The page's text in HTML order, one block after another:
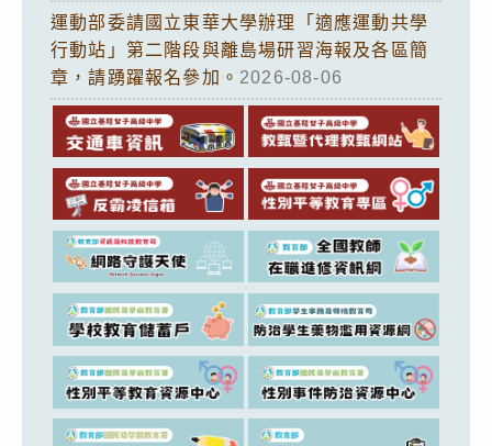
運動部委請國立東華大學辦理「適應運動共學
行動站」第二階段與離島場研習海報及各區簡
章，請踴躍報名參加。 2026-08-06